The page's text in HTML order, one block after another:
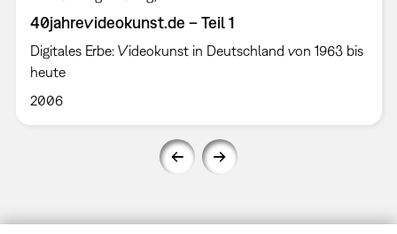
40jahrevideokunst.de – Teil 1
Digitales Erbe: Videokunst in Deutschland von 1963 bis
heute
2006